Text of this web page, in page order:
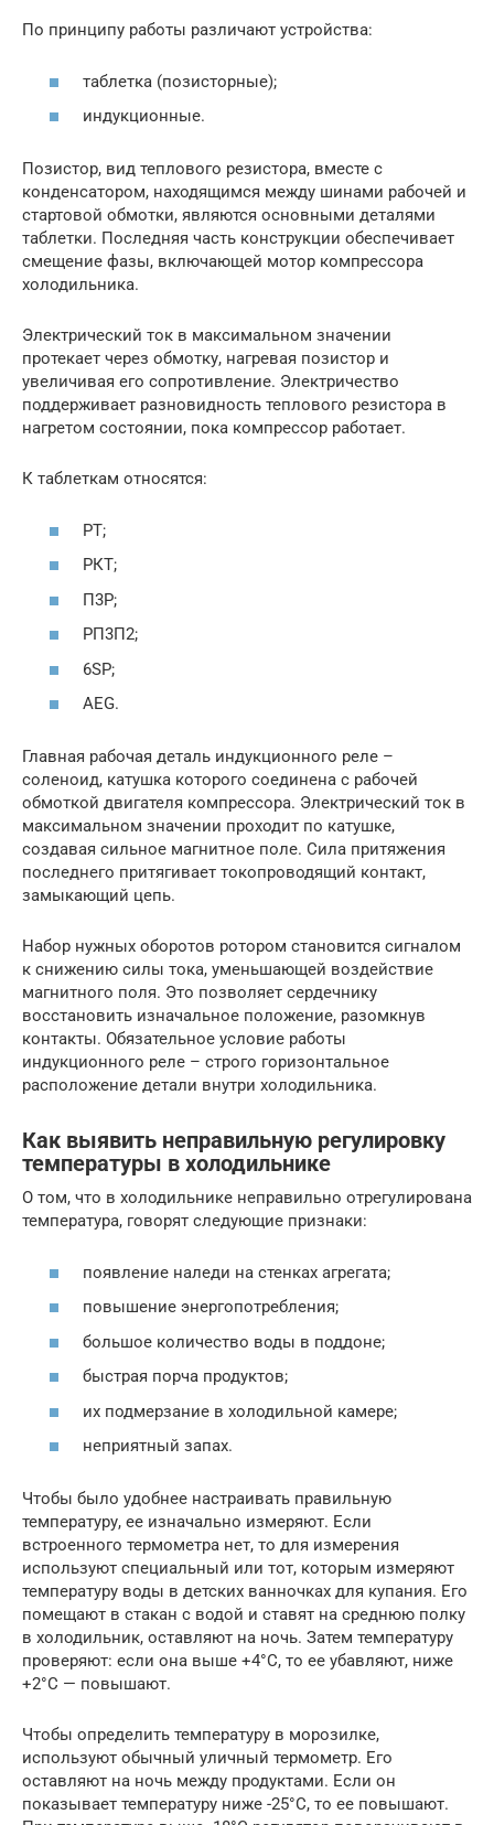
По принципу работы различают устройства:
таблетка (позисторные);
индукционные.
Позистор, вид теплового резистора, вместе с
конденсатором, находящимся между шинами рабочей и
стартовой обмотки, являются основными деталями
таблетки. Последняя часть конструкции обеспечивает
смещение фазы, включающей мотор компрессора
холодильника.
Электрический ток в максимальном значении
протекает через обмотку, нагревая позистор и
увеличивая его сопротивление. Электричество
поддерживает разновидность теплового резистора в
нагретом состоянии, пока компрессор работает.
К таблеткам относятся:
РТ;
РКТ;
П3Р;
РП3П2;
6SP;
AEG.
Главная рабочая деталь индукционного реле –
соленоид, катушка которого соединена с рабочей
обмоткой двигателя компрессора. Электрический ток в
максимальном значении проходит по катушке,
создавая сильное магнитное поле. Сила притяжения
последнего притягивает токопроводящий контакт,
замыкающий цепь.
Набор нужных оборотов ротором становится сигналом
к снижению силы тока, уменьшающей воздействие
магнитного поля. Это позволяет сердечнику
восстановить изначальное положение, разомкнув
контакты. Обязательное условие работы
индукционного реле – строго горизонтальное
расположение детали внутри холодильника.
Как выявить неправильную регулировку
температуры в холодильнике
О том, что в холодильнике неправильно отрегулирована
температура, говорят следующие признаки:
появление наледи на стенках агрегата;
повышение энергопотребления;
большое количество воды в поддоне;
быстрая порча продуктов;
их подмерзание в холодильной камере;
неприятный запах.
Чтобы было удобнее настраивать правильную
температуру, ее изначально измеряют. Если
встроенного термометра нет, то для измерения
используют специальный или тот, которым измеряют
температуру воды в детских ванночках для купания. Его
помещают в стакан с водой и ставят на среднюю полку
в холодильник, оставляют на ночь. Затем температуру
проверяют: если она выше +4°С, то ее убавляют, ниже
+2°С — повышают.
Чтобы определить температуру в морозилке,
используют обычный уличный термометр. Его
оставляют на ночь между продуктами. Если он
показывает температуру ниже -25°С, то ее повышают.